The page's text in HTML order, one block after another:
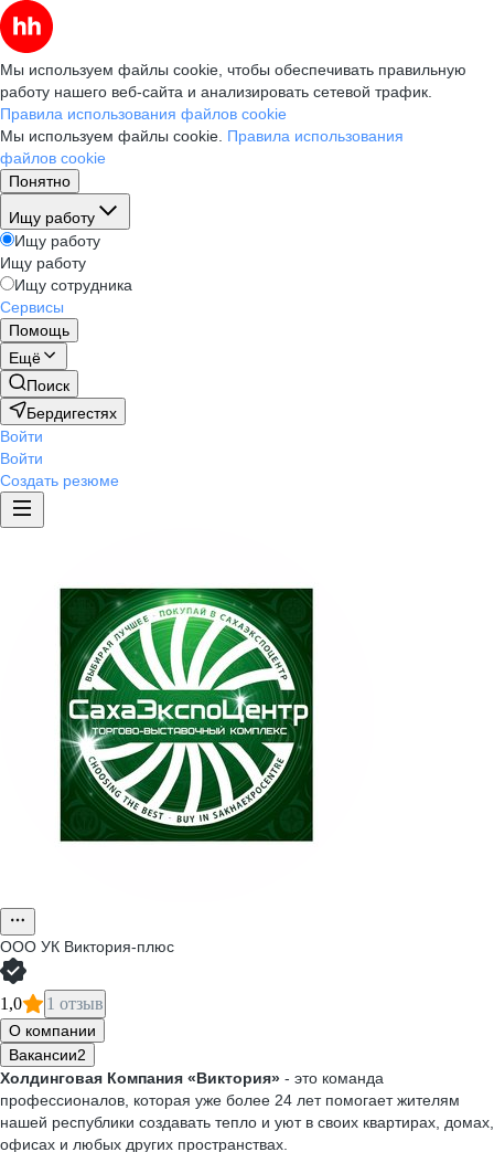
Мы используем файлы cookie, чтобы обеспечивать правильную
работу нашего веб-сайта и анализировать сетевой трафик.
Правила использования файлов cookie
Мы используем файлы cookie. Правила использования
файлов cookie
Понятно
Ищу работу
Ищу работу
Ищу работу
Ищу сотрудника
Сервисы
Помощь
Ещё
Поиск
Бердигестях
Войти
Войти
Создать резюме
ООО УК Виктория-плюс
1,0 1 отзыв
О компании
Вакансии2
Холдинговая Компания «Виктория» - это команда
профессионалов, которая уже более 24 лет помогает жителям
нашей республики создавать тепло и уют в своих квартирах, домах,
офисах и любых других пространствах.